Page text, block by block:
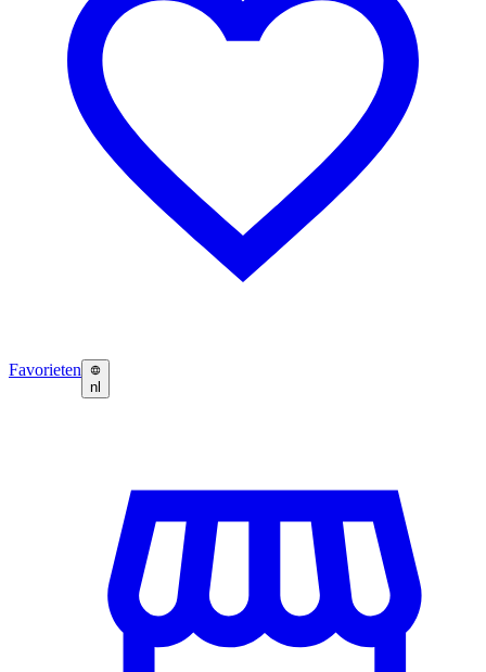
Favorieten
nl